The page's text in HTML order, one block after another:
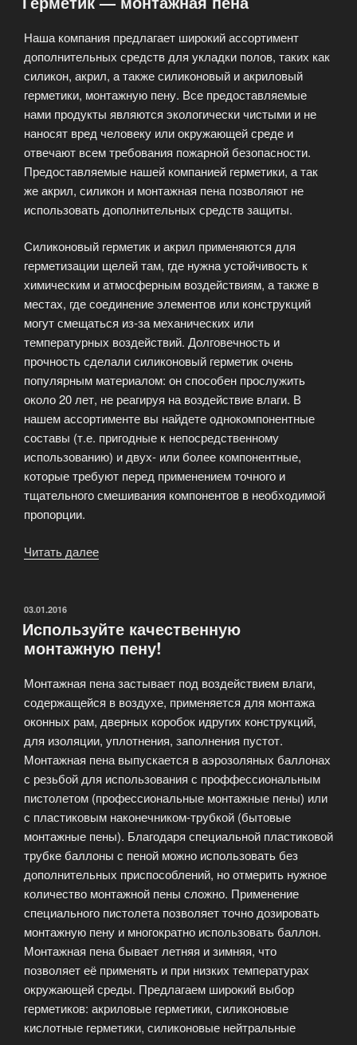
Наша компания предлагает широкий ассортимент
дополнительных средств для укладки полов, таких как
силикон, акрил, а также силиконовый и акриловый
герметики, монтажную пену. Все предоставляемые
нами продукты являются экологически чистыми и не
наносят вред человеку или окружающей среде и
отвечают всем требования пожарной безопасности.
Предоставляемые нашей компанией герметики, а так
же акрил, силикон и монтажная пена позволяют не
использовать дополнительных средств защиты.
Силиконовый герметик и акрил применяются для
герметизации щелей там, где нужна устойчивость к
химическим и атмосферным воздействиям, а также в
местах, где соединение элементов или конструкций
могут смещаться из-за механических или
температурных воздействий. Долговечность и
прочность сделали силиконовый герметик очень
популярным материалом: он способен прослужить
около 20 лет, не реагируя на воздействие влаги. В
нашем ассортименте вы найдете однокомпонентные
составы (т.е. пригодные к непосредственному
использованию) и двух- или более компонентные,
которые требуют перед применением точного и
тщательного смешивания компонентов в необходимой
пропорции.
Читать далее
ОПУБЛИКОВАНО
03.01.2016
Используйте качественную
монтажную пену!
Монтажная пена застывает под воздействием влаги,
содержащейся в воздухе, применяется для монтажа
оконных рам, дверных коробок идругих конструкций,
для изоляции, уплотнения, заполнения пустот.
Монтажная пена выпускается в аэрозоляных баллонах
с резьбой для использования с проффессиональным
пистолетом (профессиональные монтажные пены) или
с пластиковым наконечником-трубкой (бытовые
монтажные пены). Благодаря специальной пластиковой
трубке баллоны с пеной можно использовать без
дополнительных приспособлений, но отмерить нужное
количество монтажной пены сложно. Применение
специального пистолета позволяет точно дозировать
монтажную пену и многократно использовать баллон.
Монтажная пена бывает летняя и зимняя, что
позволяет её применять и при низких температурах
окружающей среды. Предлагаем широкий выбор
герметиков: акриловые герметики, силиконовые
кислотные герметики, силиконовые нейтральные